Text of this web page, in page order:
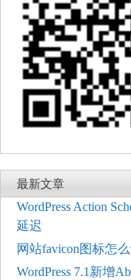
最新文章
WordPress Action
延迟
网站favicon图标怎
WordPress 7.1新增